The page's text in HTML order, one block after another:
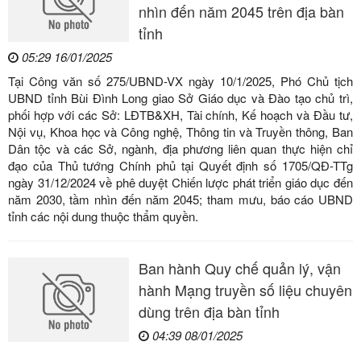
nhìn đến năm 2045 trên địa bàn
tỉnh
05:29 16/01/2025
Tại Công văn số 275/UBND-VX ngày 10/1/2025, Phó Chủ tịch
UBND tỉnh Bùi Đình Long giao Sở Giáo dục và Đào tạo chủ trì,
phối hợp với các Sở: LĐTB&XH, Tài chính, Kế hoạch và Đầu tư,
Nội vụ, Khoa học và Công nghệ, Thông tin và Truyền thông, Ban
Dân tộc và các Sở, ngành, địa phương liên quan thực hiện chỉ
đạo của Thủ tướng Chính phủ tại Quyết định số 1705/QĐ-TTg
ngày 31/12/2024 về phê duyệt Chiến lược phát triển giáo dục đến
năm 2030, tầm nhìn đến năm 2045; tham mưu, báo cáo UBND
tỉnh các nội dung thuộc thẩm quyền.
Ban hành Quy chế quản lý, vận
hành Mạng truyền số liệu chuyên
dùng trên địa bàn tỉnh
04:39 08/01/2025